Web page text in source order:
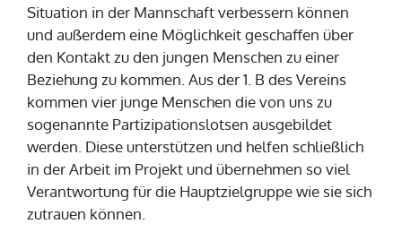
Situation in der Mannschaft verbessern können
und außerdem eine Möglichkeit geschaffen über
den Kontakt zu den jungen Menschen zu einer
Beziehung zu kommen. Aus der 1. B des Vereins
kommen vier junge Menschen die von uns zu
sogenannte Partizipationslotsen ausgebildet
werden. Diese unterstützen und helfen schließlich
in der Arbeit im Projekt und übernehmen so viel
Verantwortung für die Hauptzielgruppe wie sie sich
zutrauen können.